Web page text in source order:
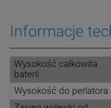
Informacje
Wysokość całkowita
baterii
Wysokość do perlatora